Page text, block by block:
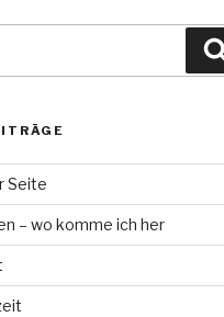
Seite
– wo komme ich her